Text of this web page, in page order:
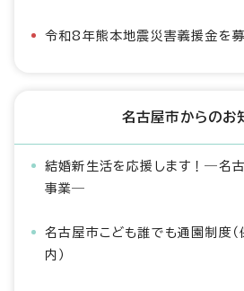
令和8年熊本地震災害義援金を
名古屋市からのお
結婚新生活を応援します！―名
事業―
名古屋市こども誰でも通園制度
内）